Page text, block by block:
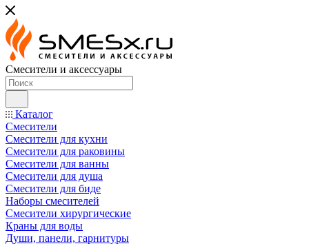
Смесители и аксессуары
Каталог
Смесители
Смесители для кухни
Смесители для раковины
Смесители для ванны
Смесители для душа
Смесители для биде
Наборы смесителей
Смесители хирургические
Краны для воды
Души, панели, гарнитуры